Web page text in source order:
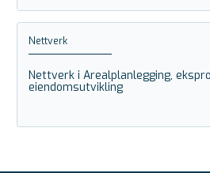
Nettverk
Nettverk i Arealplanlegging,
eiendomsutvikling